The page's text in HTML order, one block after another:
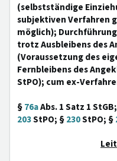
(selbstständige
subjektiven Verfahren
möglich);
trotz Ausbleibens des
(Voraussetzung des
Fernbleibens des
StPO); cum ex-
§76aAbs. 1 Satz 1
203StPO; §230StPO; §